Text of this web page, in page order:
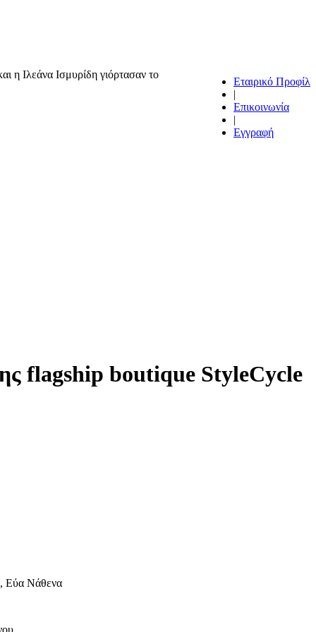
Εταιρικό Προφίλ
|
Επικοινωνία
|
Εγγραφή
η Ιλεάνα Ισμυρίδη γιόρτασαν το
flagship boutique StyleCycle
Εύα Νάθενα